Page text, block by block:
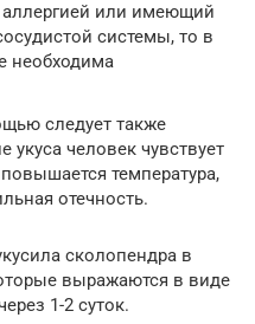
или имеющий
системы, то в
необходима
следует также
укуса человек чувствует
температура,
отечность.
сколопендра в
выражаются в виде
1-2 суток.